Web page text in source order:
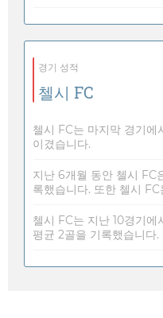
경기 성적
첼시 FC
첼시 FC는 마지막 경기에
이겼습니다.
지난 6개월 동안 첼시 FC
록했습니다. 또한 첼시
첼시 FC는 지난 10경기
평균 2골을 기록했습니다.